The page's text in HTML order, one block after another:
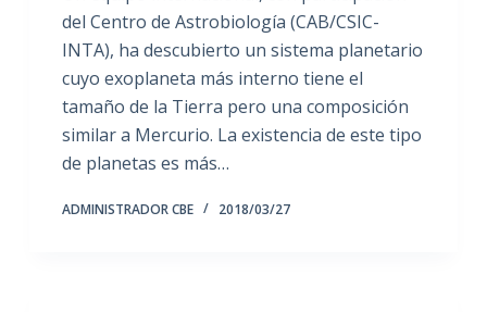
del Centro de Astrobiología (CAB/CSIC-
INTA), ha descubierto un sistema planetario
cuyo exoplaneta más interno tiene el
tamaño de la Tierra pero una composición
similar a Mercurio. La existencia de este tipo
de planetas es más…
ADMINISTRADOR CBE 2018/03/27